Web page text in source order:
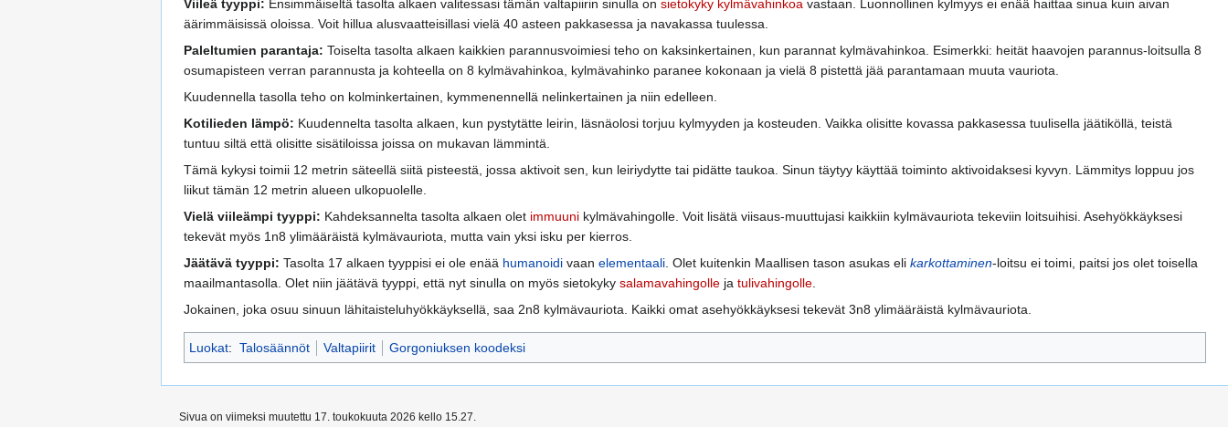
Viileä tyyppi: Ensimmäiseltä tasolta alkaen valitessasi tämän valtapiirin sinulla on sietokyky kylmävahinkoa vastaan. Luonnollinen kylmyys ei enää haittaa sinua kuin aivan
äärimmäisissä oloissa. Voit hillua alusvaatteisillasi vielä 40 asteen pakkasessa ja navakassa tuulessa.
Paleltumien parantaja: Toiselta tasolta alkaen kaikkien parannusvoimiesi teho on kaksinkertainen, kun parannat kylmävahinkoa. Esimerkki: heität haavojen parannus-loitsulla 8
osumapisteen verran parannusta ja kohteella on 8 kylmävahinkoa, kylmävahinko paranee kokonaan ja vielä 8 pistettä jää parantamaan muuta vauriota.
Kuudennella tasolla teho on kolminkertainen, kymmenennellä nelinkertainen ja niin edelleen.
Kotilieden lämpö: Kuudennelta tasolta alkaen, kun pystytätte leirin, läsnäolosi torjuu kylmyyden ja kosteuden. Vaikka olisitte kovassa pakkasessa tuulisella jäätiköllä, teistä
tuntuu siltä että olisitte sisätiloissa joissa on mukavan lämmintä.
Tämä kykysi toimii 12 metrin säteellä siitä pisteestä, jossa aktivoit sen, kun leiriydytte tai pidätte taukoa. Sinun täytyy käyttää toiminto aktivoidaksesi kyvyn. Lämmitys loppuu jos
liikut tämän 12 metrin alueen ulkopuolelle.
Vielä viileämpi tyyppi: Kahdeksannelta tasolta alkaen olet immuuni kylmävahingolle. Voit lisätä viisaus-muuttujasi kaikkiin kylmävauriota tekeviin loitsuihisi. Asehyökkäyksesi
tekevät myös 1n8 ylimääräistä kylmävauriota, mutta vain yksi isku per kierros.
Jäätävä tyyppi: Tasolta 17 alkaen tyyppisi ei ole enää humanoidi vaan elementaali . Olet kuitenkin Maallisen tason asukas eli karkottaminen-loitsu ei toimi, paitsi jos olet toisella
maailmantasolla. Olet niin jäätävä tyyppi, että nyt sinulla on myös sietokyky salamavahingolle ja tulivahingolle
Jokainen, joka osuu sinuun lähitaisteluhyökkäyksellä, saa 2n8 kylmävauriota. Kaikki omat asehyökkäyksesi tekevät 3n8 ylimääräistä kylmävauriota.
Luokat: Talosäännöt Valtapiirit Gorgoniuksen koodeksi
Sivua on viimeksi muutettu 17. toukokuuta 2026 kello 15.27.